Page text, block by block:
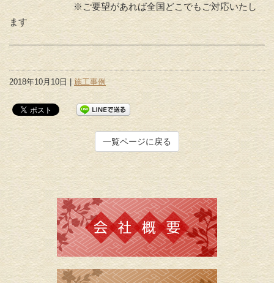
※ご要望があれば全国どこでもご対応いたし
ます
2018年10月10日 | 施工事例
一覧ページに戻る